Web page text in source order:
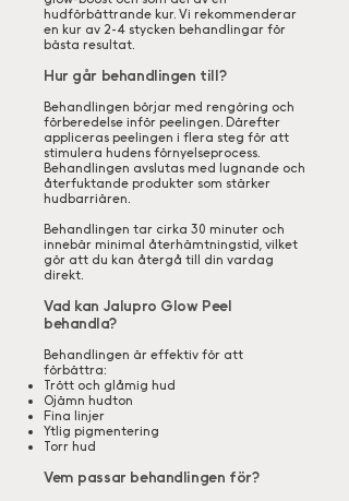
hudförbättrande kur. Vi rekommenderar
en kur av 2-4 stycken behandlingar för
bästa resultat.
Hur går behandlingen till?
Behandlingen börjar med rengöring och
förberedelse inför peelingen. Därefter
appliceras peelingen i flera steg för att
stimulera hudens förnyelseprocess.
Behandlingen avslutas med lugnande och
återfuktande produkter som stärker
hudbarriären.
Behandlingen tar cirka 30 minuter och
innebär minimal återhämtningstid, vilket
gör att du kan återgå till din vardag
direkt.
Vad kan Jalupro Glow Peel
behandla?
Behandlingen är effektiv för att
förbättra:
Trött och glåmig hud
Ojämn hudton
Fina linjer
Ytlig pigmentering
Torr hud
Vem passar behandlingen för?